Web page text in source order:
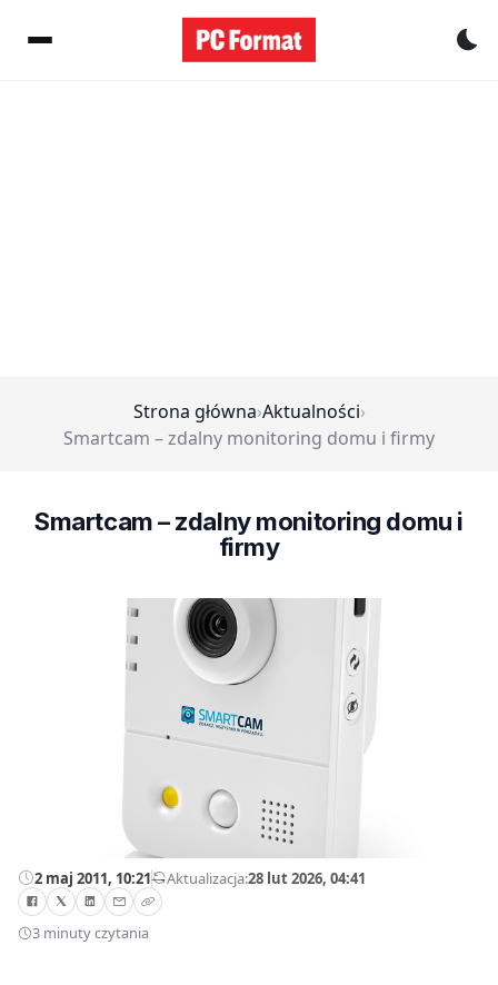
Strona główna›Aktualności›
Smartcam – zdalny monitoring domu i firmy
Smartcam – zdalny monitoring domu i
firmy
2 maj 2011, 10:21—Aktualizacja:28 lut 2026, 04:41
3 minuty czytania